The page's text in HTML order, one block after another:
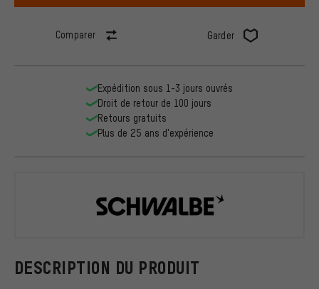
Comparer Garder
DESCRIPTION DU PRODUIT
Expédition sous 1-3 jours ouvrés
Droit de retour de 100 jours
Retours gratuits
Plus de 25 ans d'expérience